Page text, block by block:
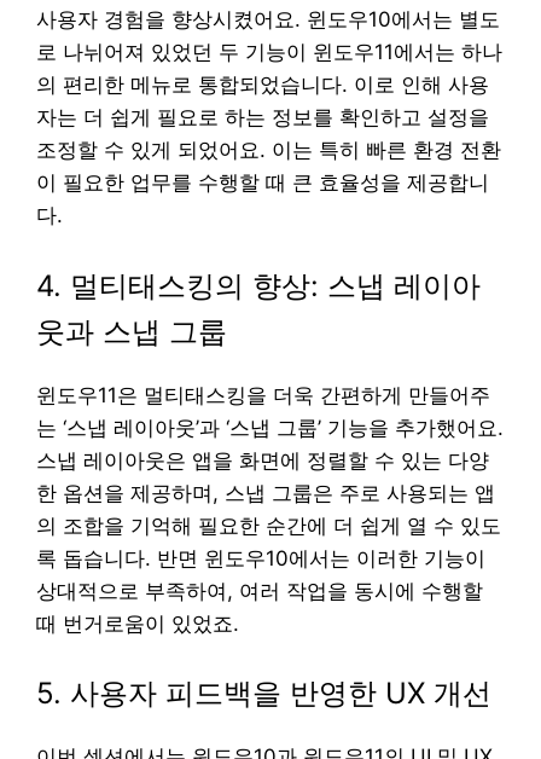
사용자 경험을 향상시켰어요. 윈도우10에서는 별도
로 나뉘어져 있었던 두 기능이 윈도우11에서는 하나
의 편리한 메뉴로 통합되었습니다. 이로 인해 사용
자는 더 쉽게 필요로 하는 정보를 확인하고 설정을
조정할 수 있게 되었어요. 이는 특히 빠른 환경 전환
이 필요한 업무를 수행할 때 큰 효율성을 제공합니
다.
4. 멀티태스킹의 향상: 스냅 레이아
웃과 스냅 그룹
윈도우11은 멀티태스킹을 더욱 간편하게 만들어주
는 ‘스냅 레이아웃’과 ‘스냅 그룹’ 기능을 추가했어요.
스냅 레이아웃은 앱을 화면에 정렬할 수 있는 다양
한 옵션을 제공하며, 스냅 그룹은 주로 사용되는 앱
의 조합을 기억해 필요한 순간에 더 쉽게 열 수 있도
록 돕습니다. 반면 윈도우10에서는 이러한 기능이
상대적으로 부족하여, 여러 작업을 동시에 수행할
때 번거로움이 있었죠.
5. 사용자 피드백을 반영한 UX 개선